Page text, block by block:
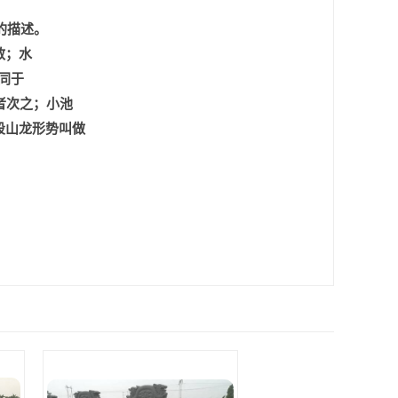
述。
；水
于
次之；小池
山龙形势叫做